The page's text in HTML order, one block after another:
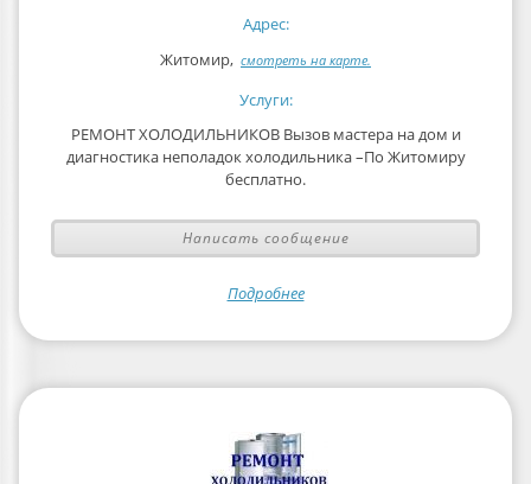
Адрес:
Житомир, смотреть на карте.
Услуги:
РЕМОНТ ХОЛОДИЛЬНИКОВ Вызов мастера на дом и
диагностика неполадок холодильника –По Житомиру
бесплатно.
Написать сообщение
Подробнее